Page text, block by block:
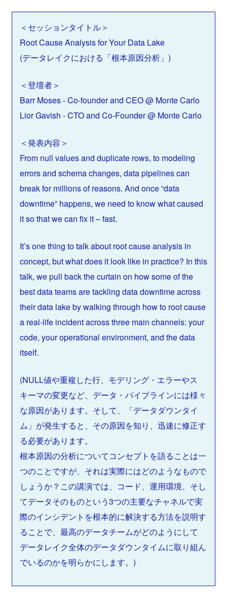
＜セッションタイトル＞
Root Cause Analysis for Your Data Lake
(データレイクにおける「根本原因分析」)
＜登壇者＞
Barr Moses - Co-founder and CEO @ Monte Carlo
Lior Gavish - CTO and Co-Founder @ Monte Carlo
＜発表内容＞
From null values and duplicate rows, to modeling
errors and schema changes, data pipelines can
break for millions of reasons. And once “data
downtime” happens, we need to know what caused
it so that we can fix it – fast.
It’s one thing to talk about root cause analysis in
concept, but what does it look like in practice? In this
talk, we pull back the curtain on how some of the
best data teams are tackling data downtime across
their data lake by walking through how to root cause
a real-life incident across three main channels: your
code, your operational environment, and the data
itself.
(NULL値や重複した行、モデリング・エラーやス
キーマの変更など、データ・パイプラインには様々
な原因があります。そして、「データダウンタイ
ム」が発生すると、その原因を知り、迅速に修正す
る必要があります。
根本原因の分析についてコンセプトを語ることは一
つのことですが、それは実際にはどのようなもので
しょうか？この講演では、コード、運用環境、そし
てデータそのものという3つの主要なチャネルで実
際のインシデントを根本的に解決する方法を説明す
ることで、最高のデータチームがどのようにして
データレイク全体のデータダウンタイムに取り組ん
でいるのかを明らかにします。)